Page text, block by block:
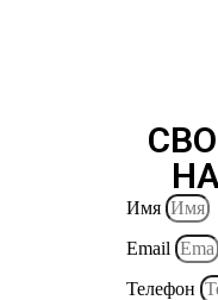
Имя
Email
Телефон